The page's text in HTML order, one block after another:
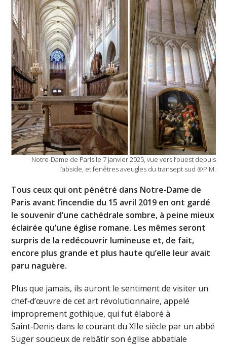
Notre-Dame de Paris le 7 janvier 2025, vue vers l’ouest depuis
l’abside, et fenêtres aveugles du transept sud @P.M.
Tous ceux qui ont pénétré dans Notre-Dame de
Paris avant l’incendie du 15 avril 2019 en ont gardé
le souvenir d’une cathédrale sombre, à peine mieux
éclairée qu’une église romane. Les mêmes seront
surpris de la redécouvrir lumineuse et, de fait,
encore plus grande et plus haute qu’elle leur avait
paru naguère.
Plus que jamais, ils auront le sentiment de visiter un
chef‑d’œuvre de cet art révolutionnaire, appelé
improprement gothique, qui fut élaboré à
Saint‑Denis dans le courant du XIIe siècle par un abbé
Suger soucieux de rebâtir son église abbatiale